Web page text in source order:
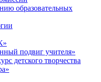
образовательных
подвиг учителя»
детского творчества